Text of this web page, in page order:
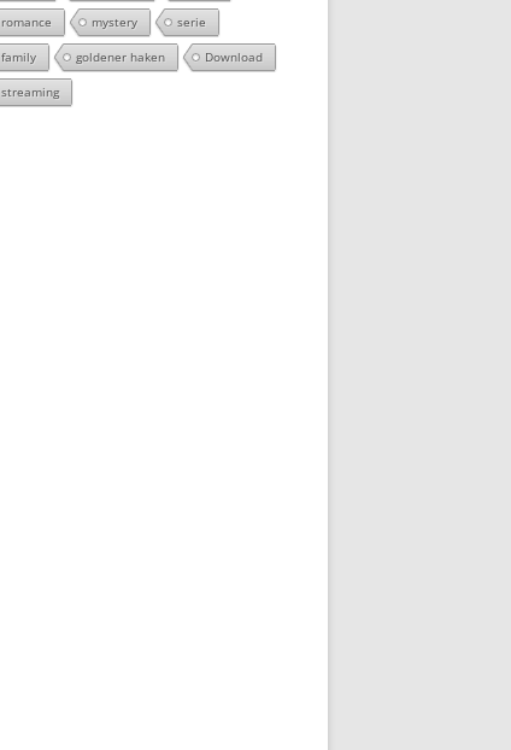
romance mystery serie
family goldener haken Download
streaming